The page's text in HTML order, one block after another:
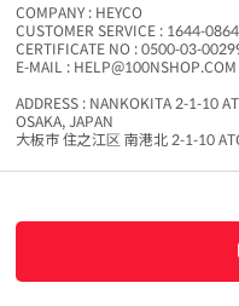
COMPANY : HEYCO
CUSTOMER SERVICE : 1644-0864
CERTIFICATE NO : 0500-03-
E-MAIL : HELP@100NSHOP.COM
ADDRESS : NANKOKITA 2-1-10
OSAKA, JAPAN
大板市 住之江区 南港北 2-1-10
등과 관련한 의무와 책임은 각 판매자
COPYRIGHT ⓒ 2016